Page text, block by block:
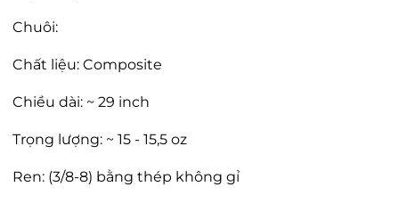
Chuôi:
Chất liệu: Composite
Chiều dài: ~ 29 inch
Trọng lượng: ~ 15 - 15,5 oz
Ren: (3/8-8) bằng thép không gỉ